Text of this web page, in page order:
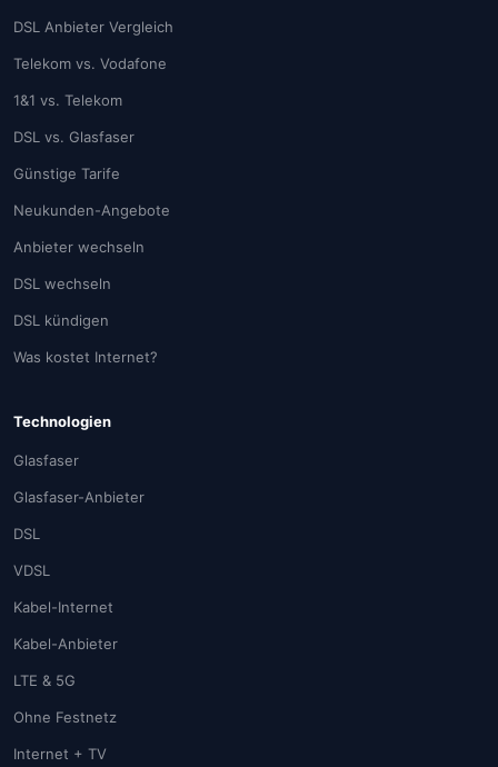
DSL Anbieter Vergleich
Telekom vs. Vodafone
1&1 vs. Telekom
DSL vs. Glasfaser
Günstige Tarife
Neukunden-Angebote
Anbieter wechseln
DSL wechseln
DSL kündigen
Was kostet Internet?
Technologien
Glasfaser
Glasfaser-Anbieter
DSL
VDSL
Kabel-Internet
Kabel-Anbieter
LTE & 5G
Ohne Festnetz
Internet + TV